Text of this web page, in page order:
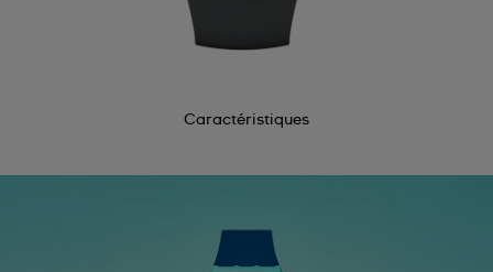
Caractéristiques